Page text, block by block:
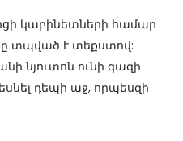
կաբինետների համար
տպված է տեքստով:
նյուտոն ունի գազի
դեպի աջ, որպեսզի